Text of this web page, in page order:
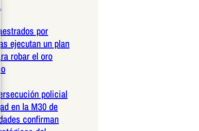
por
ejecutan un plan
robar el oro
policial
en la M30 de
confirman